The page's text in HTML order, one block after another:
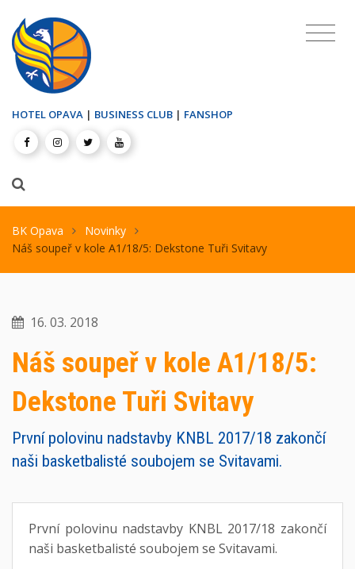
HOTEL OPAVA | BUSINESS CLUB | FANSHOP
BK Opava
Novinky
Náš soupeř v kole A1/18/5: Dekstone Tuři Svitavy
16. 03. 2018
Náš soupeř v kole A1/18/5:
Dekstone Tuři Svitavy
První polovinu nadstavby KNBL 2017/18 zakončí
naši basketbalisté soubojem se Svitavami.
První polovinu nadstavby KNBL 2017/18 zakončí
naši basketbalisté soubojem se Svitavami.